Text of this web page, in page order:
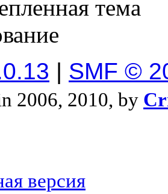
тема
| SMF ©
2006, 2010, by
версия